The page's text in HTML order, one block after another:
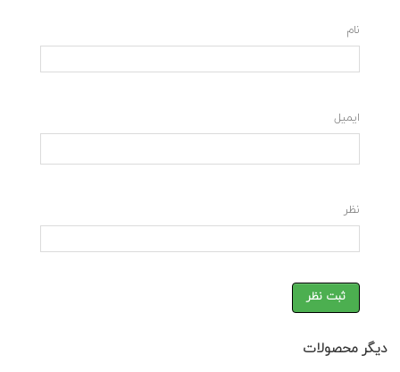
نام
ایمیل
نظر
ثبت نظر
دیگر محصولات